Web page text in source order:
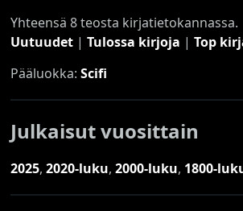
Yhteensä 8 teosta kirjatietokannassa.
Uutuudet |Tulossa kirjoja |Top
Pääluokka:Scifi
Julkaisut vuosittain
2025,2020-luku,2000-luku, 1800-